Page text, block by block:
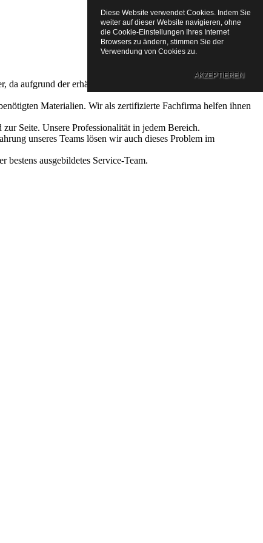
aufgrund der erhältlichen Vielfalt an Motiven jeder seine
Materialien. Wir als zertifizierte Fachfirma helfen ihnen
Seite. Unsere Professionalität in jedem Bereich.
unseres Teams lösen wir auch dieses Problem im
bestens ausgebildetes Service-Team.
Diese Website verwendet Cookies. Indem Sie
weiter auf dieser Website navigieren, ohne
die Cookie-Einstellungen Ihres Internet
Browsers zu ändern, stimmen Sie der
Verwendung von Cookies zu.
AKZEPTIEREN